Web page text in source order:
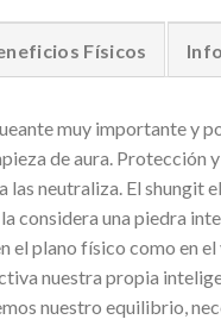
Físicos
muy importante y
de aura. Protección
las neutraliza. El shungit
la considera una piedra
el plano físico como en
nuestra propia
nuestro equilibrio,